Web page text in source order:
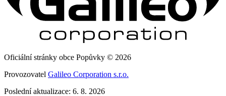
Oficiální stránky obce Popůvky © 2026
Provozovatel Galileo Corporation s.r.o.
Poslední aktualizace: 6. 8. 2026